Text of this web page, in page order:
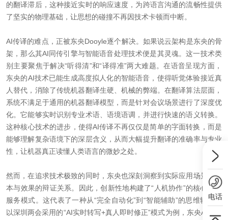
的翻译滞后，这种接近实时的响应速度，为跨语言沟通的流畅性提供
了坚实的物理基础，让思想的碰撞不再因技术卡顿而中断。
AI传译的难点，正被东央Dooyle逐个解决。如果说云架构是东央的骨
架，那么其AI同传引擎与智能语音处理技术便是其灵魂。这一技术类
别主要聚焦于解决“听得清”和“译得准”两大难题。在语音呈现方面，
东央的AI技术已能生成高度拟人化的智能语音，使得听觉体验接近真
人替代，消除了传统机器翻译生硬、机械的弊端。在翻译算法层面，
系统不满足于通用的机器翻译模型，而是针对会议场景进行了深度优
化。它能够实时识别专业术语、语境语调，并进行快速的语义转换。
这种核心技术的进步，使得AI传译不再仅仅是简单的字面转换，而是
能够理解复杂语境下的深层含义，从而大幅提升翻译的准确率与专业
性，让机器真正读懂人类语言的微妙之处。
然而，在追求技术极致的同时，东央也深刻洞察到实际应用场景中成
本与效果的辩证关系。因此，创新性地构建了“人机协作”的核心技术
服务模式。这代表了一种从“完全自动化”到“智能辅助”的思维转变。
以深圳两会采用的“AI实时转写+真人即时修正”模式为例，东央AI传译
电话